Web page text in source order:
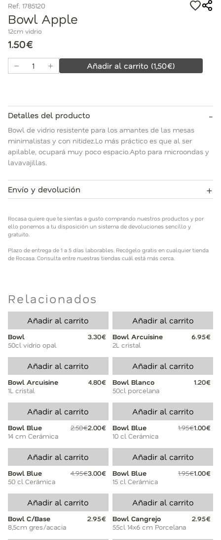
Ref. 1785120
Bowl Apple
12cm vidrio
1.50€
Añadir al carrito (1,50€)
Detalles del producto -
Bowl de vidrio resistente para los amantes de las mesas
minimalistas y con nitidez.Lo más práctico es que al ser
apilable, ocupará muy poco espacio.Apto para microondas y
lavavajillas.
Envío y devolución +
productos y por ello ponemos a tu disposición un sistema de
devoluciones sencillo y gratuito.
cualquier tienda de Rocasa. Consulta entre nuestras tiendas
Rocasa quiere que te sientas a gusto comprando nuestros productos y por
ello ponemos a tu disposición un sistema de devoluciones sencillo y
gratuito.
Plazo de entrega de 1 a 5 días laborables. Recógelo gratis en cualquier tienda
de Rocasa. Consulta entre nuestras tiendas cuál está más cerca.
Relacionados
Añadir al carrito
Bowl
3.30€
50cl vidrio opal
Añadir al carrito
Bowl Arcuisine
6.95€
2L cristal
Añadir al carrito
Bowl Arcuisine
4.80€
1L cristal
Añadir al carrito
Bowl Blanco
1.20€
50cl porcelana
Añadir al carrito
Bowl Blue 2.50€2.00€
14 cm Cerámica
Añadir al carrito
Bowl Blue 1.95€1.00€
10 cl Cerámica
Añadir al carrito
Bowl Blue 4.95€3.00€
50 cl Cerámica
Añadir al carrito
Bowl Blue 1.95€1.00€
15 cl Cerámica
Añadir al carrito
Bowl C/Base
2.95€
8,5cm gres/acacia
Añadir al carrito
Bowl Cangrejo
2.95€
55cl 14x6 cm Porcelana